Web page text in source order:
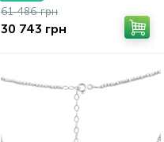
61 486 грн
30 743 грн